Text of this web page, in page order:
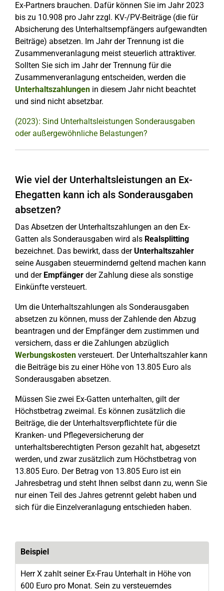
Ex-Partners brauchen. Dafür können Sie im Jahr 2023
bis zu 10.908 pro Jahr zzgl. KV-/PV-Beiträge (die für
Absicherung des Unterhaltsempfängers aufgewandten
Beiträge) absetzen. Im Jahr der Trennung ist die
Zusammenveranlagung meist steuerlich attraktiver.
Sollten Sie sich im Jahr der Trennung für die
Zusammenveranlagung entscheiden, werden die
Unterhaltszahlungen in diesem Jahr nicht beachtet
und sind nicht absetzbar.
(2023): Sind Unterhaltsleistungen Sonderausgaben
oder außergewöhnliche Belastungen?
Wie viel der Unterhaltsleistungen an Ex-
Ehegatten kann ich als Sonderausgaben
absetzen?
Das Absetzen der Unterhaltszahlungen an den Ex-
Gatten als Sonderausgaben wird als Realsplitting
bezeichnet. Das bewirkt, dass der Unterhaltszahler
seine Ausgaben steuermindernd geltend machen kann
und der Empfänger der Zahlung diese als sonstige
Einkünfte versteuert.
Um die Unterhaltszahlungen als Sonderausgaben
absetzen zu können, muss der Zahlende den Abzug
beantragen und der Empfänger dem zustimmen und
versichern, dass er die Zahlungen abzüglich
Werbungskosten versteuert. Der Unterhaltszahler kann
die Beiträge bis zu einer Höhe von 13.805 Euro als
Sonderausgaben absetzen.
Müssen Sie zwei Ex-Gatten unterhalten, gilt der
Höchstbetrag zweimal. Es können zusätzlich die
Beiträge, die der Unterhaltsverpflichtete für die
Kranken- und Pflegeversicherung der
unterhaltsberechtigten Person gezahlt hat, abgesetzt
werden, und zwar zusätzlich zum Höchstbetrag von
13.805 Euro. Der Betrag von 13.805 Euro ist ein
Jahresbetrag und steht Ihnen selbst dann zu, wenn Sie
nur einen Teil des Jahres getrennt gelebt haben und
sich für die Einzelveranlagung entschieden haben.
Beispiel
Herr X zahlt seiner Ex-Frau Unterhalt in Höhe von
600 Euro pro Monat. Sein zu versteuerndes